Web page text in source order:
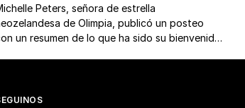
Peters, señora de estrella
de Olimpia, publicó un posteo
un resumen de lo que ha sido su bienvenida